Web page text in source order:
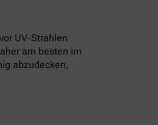
UV-Strahlen
am besten im
abzudecken,